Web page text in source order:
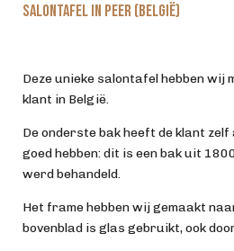
Salontafel in Peer (België)
Deze unieke salontafel hebben wij
klant in België.
De onderste bak heeft de klant
goed hebben: dit is een bak uit
werd behandeld.
Het frame hebben wij gemaakt
bovenblad is glas gebruikt, ook